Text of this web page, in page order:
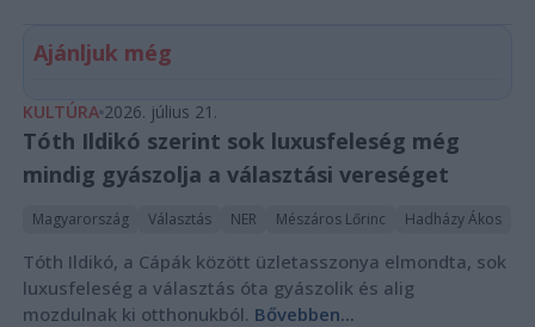
Ajánljuk még
KULTÚRA 2026. július 21.
Tóth Ildikó szerint sok luxusfeleség még
mindig gyászolja a választási vereséget
Magyarország Választás NER Mészáros Lőrinc Hadházy Ákos
Tóth Ildikó, a Cápák között üzletasszonya elmondta, sok
luxusfeleség a választás óta gyászolik és alig
mozdulnak ki otthonukból. Bővebben...